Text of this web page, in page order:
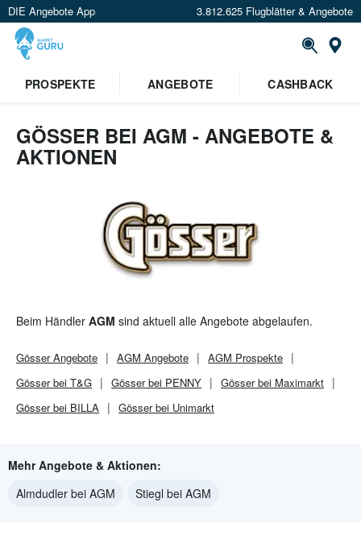
DIE Angebote App 3.812.625 Flugblätter & Angebote
PROSPEKTE
ANGEBOTE CASHBACK
GÖSSER BEI AGM - ANGEBOTE &
AKTIONEN
Beim Händler AGM sind aktuell alle Angebote abgelaufen.
GösserAngebote AGM Angebote AGM Prospekte
Gösser bei T&G
Gösser bei PENNY
Gösser bei Maximarkt
Gösser bei BILLA
Gösser bei Unimarkt
Mehr Angebote & Aktionen:
Almdudler bei AGM
Stiegl bei AGM